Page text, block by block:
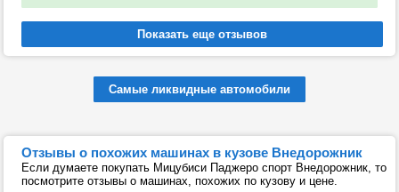
Самые ликвидные автомобили
Отзывы о похожих машинах в кузове Внедорожник
Если думаете покупать Мицубиси Паджеро спорт Внедорожник, то
посмотрите отзывы о машинах, похожих по кузову и цене.